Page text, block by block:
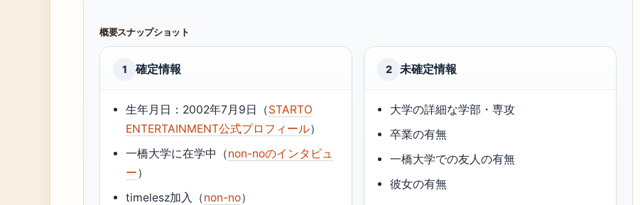
概要スナップショット
1 確定情報
生年月日：2002年7月9日（STARTO
ENTERTAINMENT公式プロフィール）
一橋大学に在学中（non-noのインタビュ
ー）
timelesz加入（non-no）
2 未確定情報
大学の詳細な学部・専攻
卒業の有無
一橋大学での友人の有無
彼女の有無